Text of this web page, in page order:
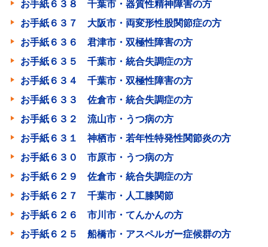
お手紙６３８ 千葉市・器質性精神障害の方
お手紙６３７ 大阪市・両変形性股関節症の方
お手紙６３６ 君津市・双極性障害の方
お手紙６３５ 千葉市・統合失調症の方
お手紙６３４ 千葉市・双極性障害の方
お手紙６３３ 佐倉市・統合失調症の方
お手紙６３２ 流山市・うつ病の方
お手紙６３１ 神栖市・若年性特発性関節炎の方
お手紙６３０ 市原市・うつ病の方
お手紙６２９ 佐倉市・統合失調症の方
お手紙６２７ 千葉市・人工膝関節
お手紙６２６ 市川市・てんかんの方
お手紙６２５ 船橋市・アスペルガー症候群の方